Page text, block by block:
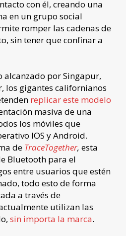
con él, creando una
en un grupo social
romper las cadenas de
sin tener que confinar a
alcanzado por Singapur,
los gigantes californianos
replicar este modelo
masiva de una
los móviles que
IOS y Android.
de TraceTogether, esta
Bluetooth para el
entre usuarios que estén
todo esto de forma
a través de
utilizan las
sin importa la marca.